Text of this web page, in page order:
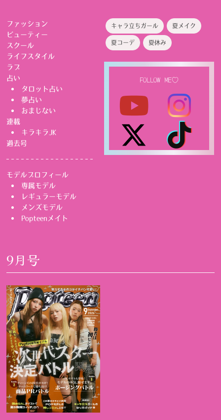
ファッション
ビューティー
スクール
ライフスタイル
ラブ
占い
タロット占い
夢占い
おまじない
連載
キラキラJK
過去号
モデルプロフィール
専属モデル
レギュラーモデル
メンズモデル
Popteenメイト
キャラ立ちガール 夏メイク
夏コーデ 夏休み
FOLLOW ME♡
9月号